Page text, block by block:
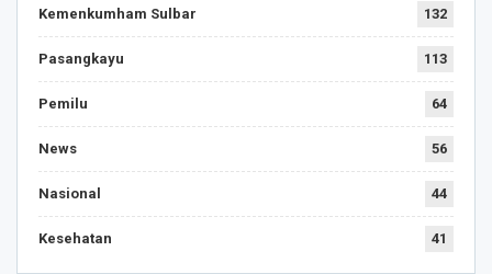
Kemenkumham Sulbar 132
Pasangkayu 113
Pemilu 64
News 56
Nasional 44
Kesehatan 41